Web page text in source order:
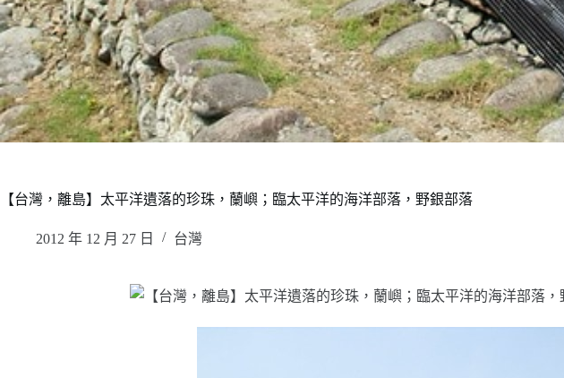
【台灣，離島】太平洋遺落的珍珠，蘭嶼；臨太平洋的海洋部落，野銀部落
2012 年 12 月 27 日 台灣